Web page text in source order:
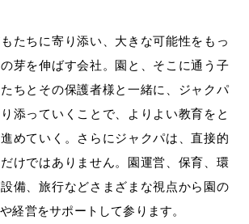
たちに寄り添い、大きな可能性をもっ
芽を伸ばす会社。園と、そこに通う子
ちとその保護者様と一緒に、ジャクパ
添っていくことで、よりよい教育をと
めていく。さらにジャクパは、直接的
けではありません。園運営、保育、環
備、旅行などさまざまな視点から園の
経営をサポートして参ります。